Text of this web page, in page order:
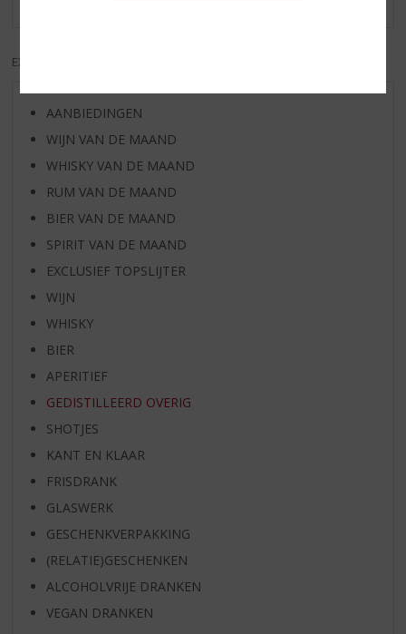
EXCL. BTW
AANBIEDINGEN
WIJN VAN DE MAAND
WHISKY VAN DE MAAND
RUM VAN DE MAAND
BIER VAN DE MAAND
SPIRIT VAN DE MAAND
EXCLUSIEF TOPSLIJTER
WIJN
WHISKY
BIER
APERITIEF
GEDISTILLEERD OVERIG
SHOTJES
KANT EN KLAAR
FRISDRANK
GLASWERK
GESCHENKVERPAKKING
(RELATIE)GESCHENKEN
ALCOHOLVRIJE DRANKEN
VEGAN DRANKEN